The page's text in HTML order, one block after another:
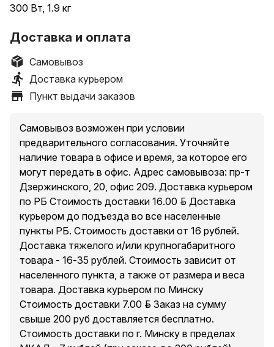
300 Вт, 1.9 кг
Доставка и оплата
Самовывоз
Доставка курьером
Пункт выдачи заказов
Самовывоз возможен при условии
предварительного согласования. Уточняйте
наличие товара в офисе и время, за которое его
могут передать в офис. Адрес самовывоза: пр-т
Дзержинского, 20, офис 209. Доставка курьером
по РБ Стоимость доставки 16.00 руб. Доставка
курьером до подъезда во все населенные
пункты РБ. Стоимость доставки от 16 рублей.
Доставка тяжелого и/или крупногабаритного
товара - 16-35 рублей. Стоимость зависит от
населенного пункта, а также от размера и веса
товара. Доставка курьером по Минску
Стоимость доставки 7.00 руб. Заказ на сумму
свыше 200 руб доставляется бесплатно.
Стоимость доставки по г. Минску в пределах